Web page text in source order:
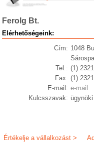
Ferolg Bt.
Elérhetőségeink:
Cím: 1048
Tel.: (1)
Fax: (1)
E-mail: e-mail
Kulcsszavak:
Értékelje a vállalkozást >